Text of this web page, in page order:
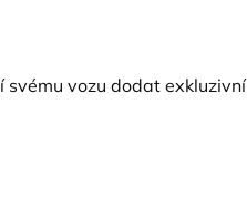
vozu dodat exkluzivní